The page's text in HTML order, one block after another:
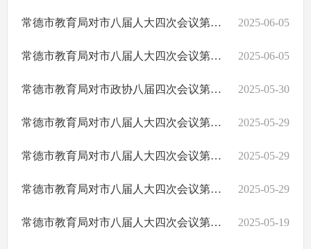
常德市教育局对市八届人大四次会议第107号建议的回复 2025-06-05
常德市教育局对市八届人大四次会议第034号建议的回复 2025-06-05
常德市教育局对市政协八届四次会议第159号提案的回复 2025-05-30
常德市教育局对市八届人大四次会议第96号建议的回复 2025-05-29
常德市教育局对市八届人大四次会议第032号建议的回复 2025-05-29
常德市教育局对市八届人大四次会议第027号建议的回复 2025-05-29
常德市教育局对市八届人大四次会议第120号建议的回复 2025-05-19